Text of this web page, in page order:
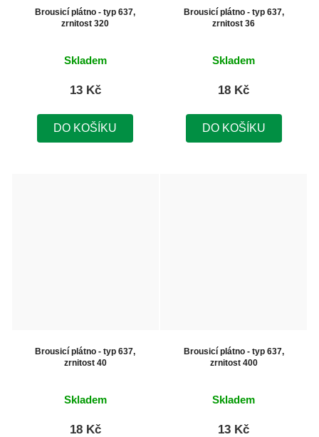
Brousicí plátno - typ 637,
zrnitost 320
Skladem
13 Kč
DO KOŠÍKU
Brousicí plátno - typ 637,
zrnitost 36
Skladem
18 Kč
DO KOŠÍKU
Brousicí plátno - typ 637,
zrnitost 40
Skladem
18 Kč
Brousicí plátno - typ 637,
zrnitost 400
Skladem
13 Kč